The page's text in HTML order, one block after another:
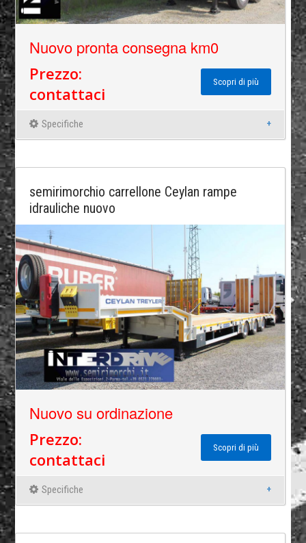
Nuovo pronta consegna km0
Prezzo:
contattaci
Scopri di più
Specifiche
semirimorchio carrellone Ceylan rampe
idrauliche nuovo
Nuovo su ordinazione
Prezzo:
contattaci
Scopri di più
Specifiche